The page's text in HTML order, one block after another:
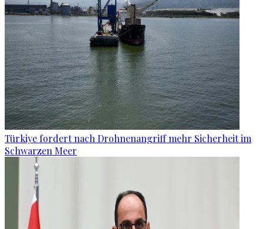
Türkiye fordert nach Drohnenangriff mehr Sicherheit im
Schwarzen Meer